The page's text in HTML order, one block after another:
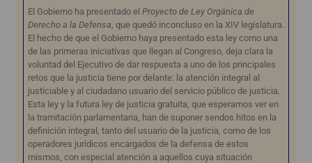
El Gobierno ha presentado el Proyecto de Ley Orgánica de
Derecho a la Defensa , que quedó inconcluso en la XIV legislatura.
El hecho de que el Gobierno haya presentado esta ley como una
de las primeras iniciativas que llegan al Congreso, deja clara la
voluntad del Ejecutivo de dar respuesta a uno de los principales
retos que la justicia tiene por delante: la atención integral al
justiciable y al ciudadano usuario del servicio público de justicia.
Esta ley y la futura ley de justicia gratuita, que esperamos ver en
la tramitación parlamentaria, han de suponer sendos hitos en la
definición integral, tanto del usuario de la justicia, como de los
operadores jurídicos encargados de la defensa de estos
mismos, con especial atención a aquellos cuya situación